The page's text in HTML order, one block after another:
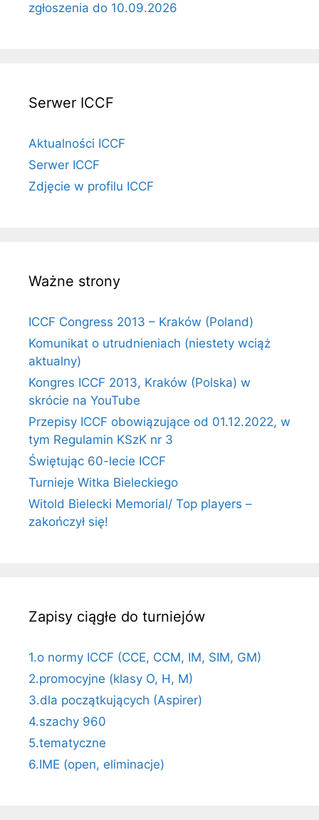
zgłoszenia do 10.09.2026
Serwer ICCF
Aktualności ICCF
Serwer ICCF
Zdjęcie w profilu ICCF
Ważne strony
ICCF Congress 2013 – Kraków (Poland)
Komunikat o utrudnieniach (niestety wciąż
aktualny)
Kongres ICCF 2013, Kraków (Polska) w
skrócie na YouTube
Przepisy ICCF obowiązujące od 01.12.2022, w
tym Regulamin KSzK nr 3
Świętując 60-lecie ICCF
Turnieje Witka Bieleckiego
Witold Bielecki Memorial/ Top players –
zakończył się!
Zapisy ciągłe do turniejów
1.o normy ICCF (CCE, CCM, IM, SIM, GM)
2.promocyjne (klasy O, H, M)
3.dla początkujących (Aspirer)
4.szachy 960
5.tematyczne
6.IME (open, eliminacje)